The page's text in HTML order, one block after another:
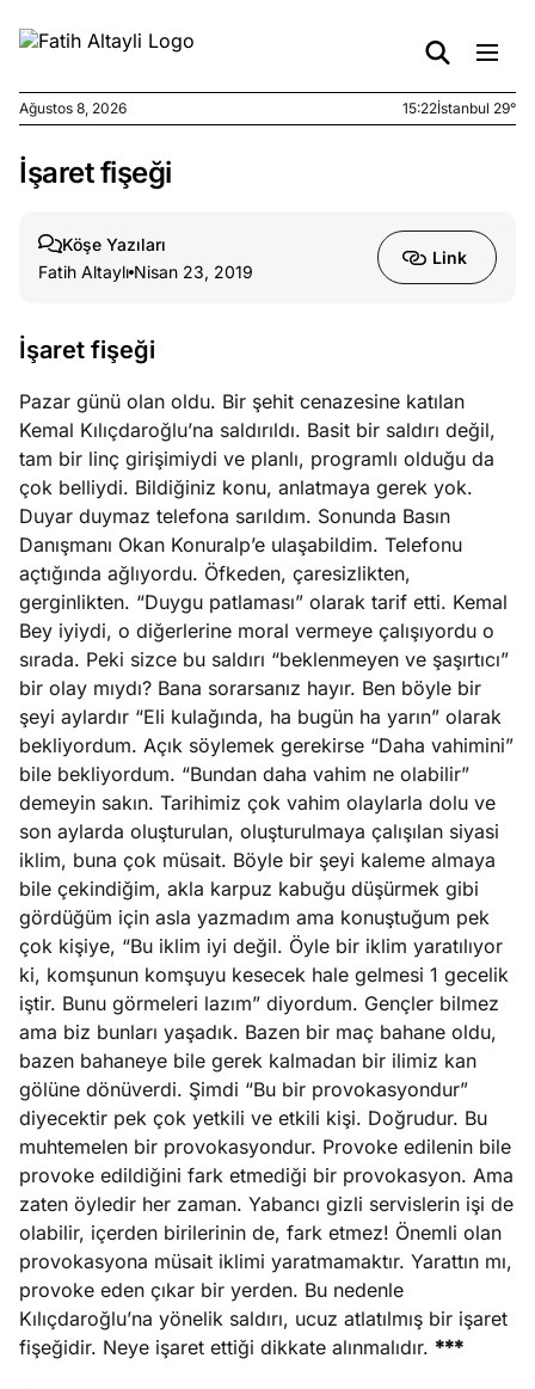
Ağustos
yasalar
Ağustos
stok
caiz
Ağustos
4, 2026
umutlu
ister
Köşe
Yazıları
Spor
Yazıları
Yazıları
Ağustos 8, 2026 15:22İstanbul 29°
İşaret fişeği
Köşe Yazıları
Fatih Altaylı Nisan 23, 2019
Link
İşaret fişeği
Pazar günü olan oldu. Bir şehit cenazesine katılan
Kemal Kılıçdaroğlu’na saldırıldı. Basit bir saldırı değil,
tam bir linç girişimiydi ve planlı, programlı olduğu da
çok belliydi. Bildiğiniz konu, anlatmaya gerek yok.
Duyar duymaz telefona sarıldım. Sonunda Basın
Danışmanı Okan Konuralp’e ulaşabildim. Telefonu
açtığında ağlıyordu. Öfkeden, çaresizlikten,
gerginlikten. “Duygu patlaması” olarak tarif etti. Kemal
Bey iyiydi, o diğerlerine moral vermeye çalışıyordu o
sırada. Peki sizce bu saldırı “beklenmeyen ve şaşırtıcı”
bir olay mıydı? Bana sorarsanız hayır. Ben böyle bir
şeyi aylardır “Eli kulağında, ha bugün ha yarın” olarak
bekliyordum. Açık söylemek gerekirse “Daha vahimini”
bile bekliyordum. “Bundan daha vahim ne olabilir”
demeyin sakın. Tarihimiz çok vahim olaylarla dolu ve
son aylarda oluşturulan, oluşturulmaya çalışılan siyasi
iklim, buna çok müsait. Böyle bir şeyi kaleme almaya
bile çekindiğim, akla karpuz kabuğu düşürmek gibi
gördüğüm için asla yazmadım ama konuştuğum pek
çok kişiye, “Bu iklim iyi değil. Öyle bir iklim yaratılıyor
ki, komşunun komşuyu kesecek hale gelmesi 1 gecelik
iştir. Bunu görmeleri lazım” diyordum. Gençler bilmez
ama biz bunları yaşadık. Bazen bir maç bahane oldu,
bazen bahaneye bile gerek kalmadan bir ilimiz kan
gölüne dönüverdi. Şimdi “Bu bir provokasyondur”
diyecektir pek çok yetkili ve etkili kişi. Doğrudur. Bu
muhtemelen bir provokasyondur. Provoke edilenin bile
provoke edildiğini fark etmediği bir provokasyon. Ama
zaten öyledir her zaman. Yabancı gizli servislerin işi de
olabilir, içerden birilerinin de, fark etmez! Önemli olan
provokasyona müsait iklimi yaratmamaktır. Yarattın mı,
provoke eden çıkar bir yerden. Bu nedenle
Kılıçdaroğlu’na yönelik saldırı, ucuz atlatılmış bir işaret
fişeğidir. Neye işaret ettiği dikkate alınmalıdır. ***